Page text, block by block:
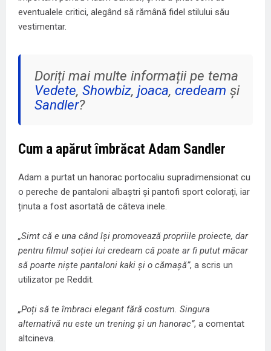
eventualele critici, alegând să rămână fidel stilului său
vestimentar.
Doriți mai multe informații pe tema
Vedete, Showbiz, joaca, credeam și
Sandler?
Cum a apărut îmbrăcat Adam Sandler
Adam a purtat un hanorac portocaliu supradimensionat cu
o pereche de pantaloni albaștri și pantofi sport colorați, iar
ținuta a fost asortată de câteva inele.
„Simt că e una când își promovează propriile proiecte, dar
pentru filmul soției lui credeam că poate ar fi putut măcar
să poarte niște pantaloni kaki și o cămașă”, a scris un
utilizator pe Reddit.
„Poți să te îmbraci elegant fără costum. Singura
alternativă nu este un trening și un hanorac”, a comentat
altcineva.